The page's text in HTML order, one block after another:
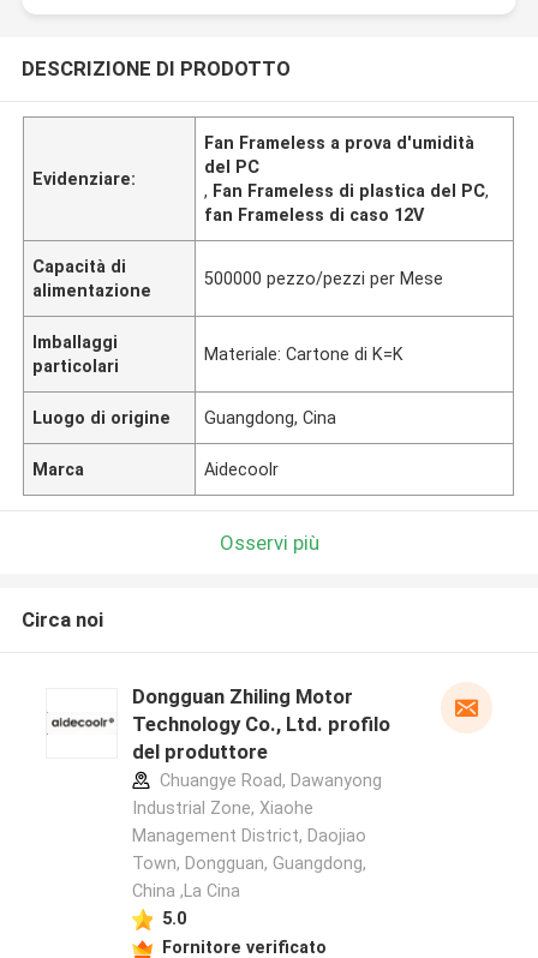
DESCRIZIONE DI PRODOTTO
Evidenziare:
Fan Frameless a prova d'umidità
del PC
, Fan Frameless di plastica del PC,
fan Frameless di caso 12V
Capacità di
alimentazione
500000 pezzo/pezzi per Mese
Imballaggi
particolari
Materiale: Cartone di K=K
Luogo di origine Guangdong, Cina
Marca Aidecoolr
Osservi più
Circa noi
Dongguan Zhiling Motor
Technology Co., Ltd. profilo
del produttore
Chuangye Road, Dawanyong
Industrial Zone, Xiaohe
Management District, Daojiao
Town, Dongguan, Guangdong,
China ,La Cina
5.0
Fornitore verificato